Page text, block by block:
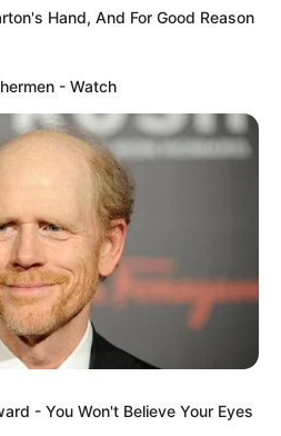
Hand, And For Good Reason
- Watch
- You Won't Believe Your Eyes